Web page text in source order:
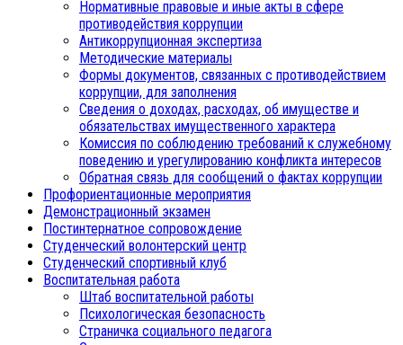
Нормативные правовые и иные акты в сфере
противодействия коррупции
Антикоррупционная экспертиза
Методические материалы
Формы документов, связанных с противодействием
коррупции, для заполнения
Сведения о доходах, расходах, об имуществе и
обязательствах имущественного характера
Комиссия по соблюдению требований к служебному
поведению и урегулированию конфликта интересов
Обратная связь для сообщений о фактах коррупции
Профориентационные мероприятия
Демонстрационный экзамен
Постинтернатное сопровождение
Студенческий волонтерский центр
Студенческий спортивный клуб
Воспитательная работа
Штаб воспитательной работы
Психологическая безопасность
Страничка социального педагога